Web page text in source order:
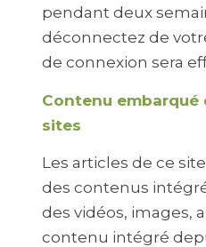
pendant deux
déconnectez de
de connexion sera
Contenu embarqué
sites
Les articles de ce
des contenus
des vidéos, images,
contenu intégré